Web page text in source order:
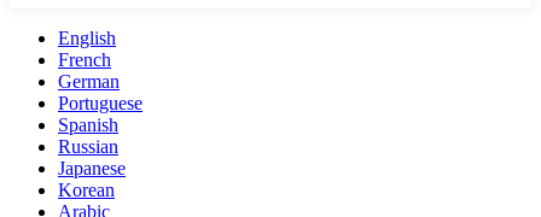
English
French
German
Portuguese
Spanish
Russian
Japanese
Korean
Arabic